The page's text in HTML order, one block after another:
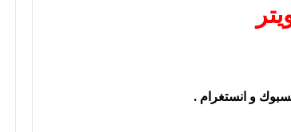
و انستغرام .